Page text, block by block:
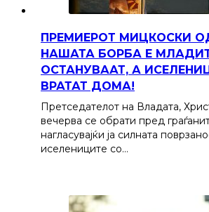
ПРЕМИЕРОТ МИЦКОСКИ
НАШАТА БОРБА Е
ОСТАНУВААТ, А
ВРАТАТ ДОМА!
Претседателот на Владата,
вечерва се обрати пред
нагласувајќи ја силната
иселениците со…